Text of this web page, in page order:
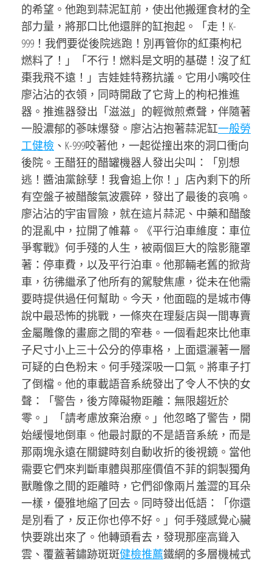
的希望。他跑到蒜泥缸前，使出他搬運食材的全
部力量，將那口比他還胖的缸抱起。「走！K-
999！我們要從後院逃跑！別再管你的紅棗枸杞
燃料了！」「不行！燃料是文明的基礎！沒了紅
棗我飛不遠！」吉娃娃特務抗議。它用小嘴咬住
廖沾沾的衣領，同時開啟了它背上的枸杞推進
器。推進器發出「滋滋」的輕微煎煮聲，伴隨著
一股濃郁的蔘味爆發。廖沾沾抱著蒜泥缸一般勞
工健檢 、K-999咬著他，一起從撞出來的洞口衝向
後院。王醋狂的醋罐機器人發出尖叫：「別想
逃！醬油黨餘孽！我會追上你！」店內剩下的所
有空盤子被醋酸氣波震碎，發出了最後的哀鳴。
廖沾沾的宇宙冒險，就在這片蒜泥、中藥和醋酸
的混亂中，拉開了帷幕。《平行泊車維度：車位
爭奪戰》何手殘的人生，被兩個巨大的陰影籠罩
著：停車費，以及平行泊車。他那輛老舊的掀背
車，彷彿繼承了他所有的駕駛焦慮，從未在他需
要時提供過任何幫助。今天，他面臨的是城市傳
說中最恐怖的挑戰，一條夾在理髮店與一間專賣
金屬雕像的畫廊之間的窄巷。一個看起來比他車
子尺寸小上三十公分的停車格，上面還灑著一層
可疑的白色粉末。何手殘深吸一口氣。將車子打
了倒檔。他的車載語音系統發出了令人不快的女
聲：「警告，後方障礙物距離：無限趨近於
零。」「請考慮放棄治療。」他忽略了警告，開
始緩慢地倒車。他最討厭的不是語音系統，而是
那兩塊永遠在關鍵時刻自動收折的後視鏡。當他
需要它們來判斷車體與那座價值不菲的銅製獨角
獸雕像之間的距離時，它們卻像兩片羞澀的耳朵
一樣，優雅地縮了回去。同時發出低語：「你還
是別看了，反正你也停不好。」何手殘感覺心臟
快要跳出來了。他轉頭看去，發現那座高聳入
雲、覆蓋著鏽跡斑斑健檢推薦鐵網的多層機械式